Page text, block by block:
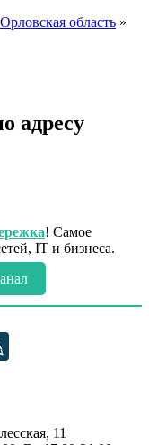
Орловская область »
адресу
! Самое
IT и бизнеса.
11